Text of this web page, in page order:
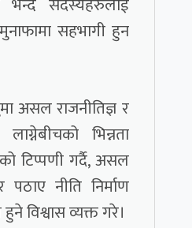
सहभागी हुन
असल राजनीतिज्ञ र
लाग्नेबीचको भिन्नता
टिप्पणी गर्दै, असल
पठाए नीति निर्माण
विश्वास व्यक्त गरे।